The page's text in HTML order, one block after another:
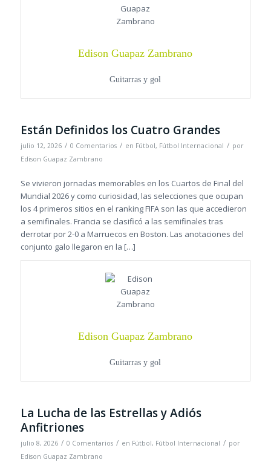
Edison Guapaz Zambrano
Guitarras y gol
Están Definidos los Cuatro Grandes
julio 12, 2026 / 0 Comentarios / en Fútbol, Fútbol Internacional / por
Edison Guapaz Zambrano
Se vivieron jornadas memorables en los Cuartos de Final del
Mundial 2026 y como curiosidad, las selecciones que ocupan
los 4 primeros sitios en el ranking FIFA son las que accedieron
a semifinales. Francia se clasificó a las semifinales tras
derrotar por 2-0 a Marruecos en Boston. Las anotaciones del
conjunto galo llegaron en la […]
Edison Guapaz Zambrano
Guitarras y gol
La Lucha de las Estrellas y Adiós
Anfitriones
julio 8, 2026 / 0 Comentarios / en Fútbol, Fútbol Internacional / por
Edison Guapaz Zambrano